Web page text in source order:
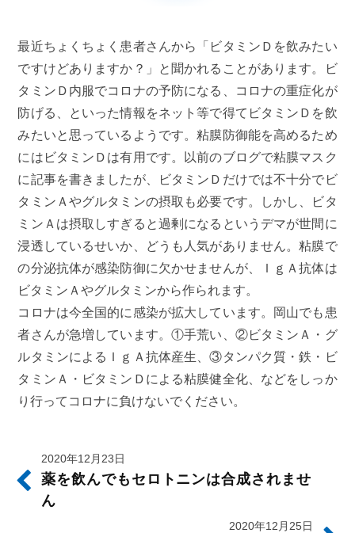
最近ちょくちょく患者さんから「ビタミンＤを飲みたい
ですけどありますか？」と聞かれることがあります。ビ
タミンＤ内服でコロナの予防になる、コロナの重症化が
防げる、といった情報をネット等で得てビタミンＤを飲
みたいと思っているようです。粘膜防御能を高めるため
にはビタミンＤは有用です。以前のブログで粘膜マスク
に記事を書きましたが、ビタミンＤだけでは不十分でビ
タミンＡやグルタミンの摂取も必要です。しかし、ビタ
ミンＡは摂取しすぎると過剰になるというデマが世間に
浸透しているせいか、どうも人気がありません。粘膜で
の分泌抗体が感染防御に欠かせませんが、ＩｇＡ抗体は
ビタミンＡやグルタミンから作られます。
コロナは今全国的に感染が拡大しています。岡山でも患
者さんが急増しています。①手荒い、②ビタミンＡ・グ
ルタミンによるＩｇＡ抗体産生、③タンパク質・鉄・ビ
タミンＡ・ビタミンＤによる粘膜健全化、などをしっか
り行ってコロナに負けないでください。
2020年12月23日
薬を飲んでもセロトニンは合成されませ
ん
2020年12月25日